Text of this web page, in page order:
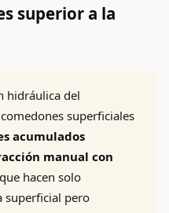
superior a la
hidráulica del
superficiales
acumulados
manual con
hacen solo
superficial pero